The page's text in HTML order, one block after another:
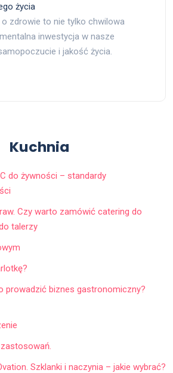
życia
o zdrowie to nie tylko chwilowa
inwestycja w nasze
i jakość życia.
Kuchnia
do żywności – standardy
Czy warto zamówić catering do
talerzy
prowadzić biznes gastronomiczny?
Szklanki i naczynia – jakie wybrać?